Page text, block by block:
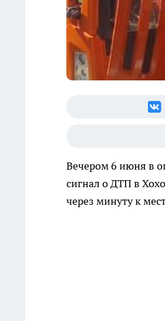
Вечером 6 июня в
сигнал о ДТП в
через минуту к